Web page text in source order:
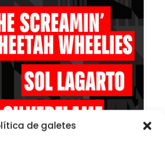
de galetes